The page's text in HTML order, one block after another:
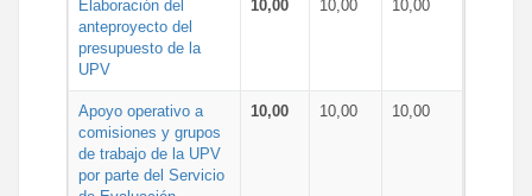
Elaboración del
anteproyecto del
presupuesto de la
UPV
10,00 10,00 10,00
Apoyo operativo a
comisiones y grupos
de trabajo de la UPV
por parte del Servicio
10,00 10,00 10,00